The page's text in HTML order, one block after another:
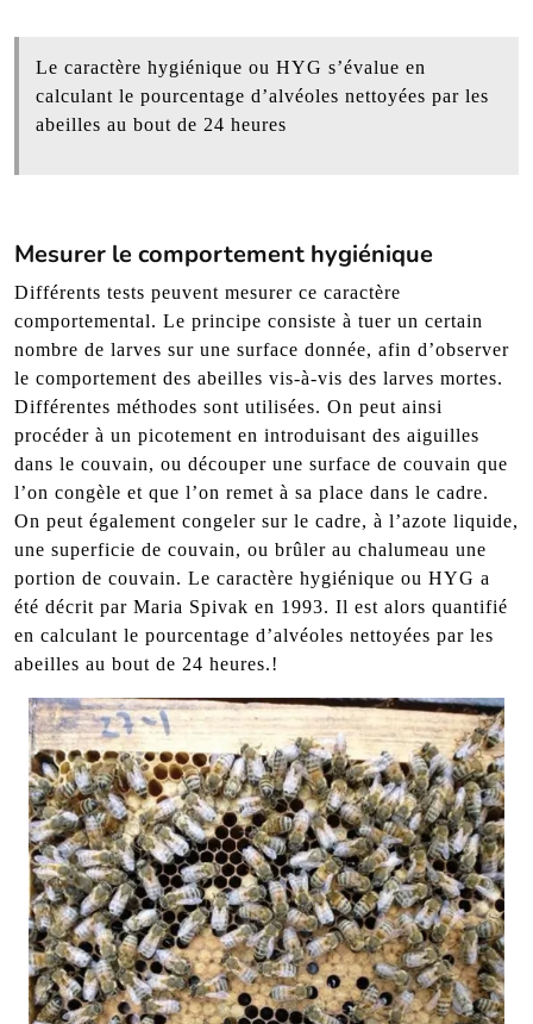
Le caractère hygiénique ou HYG s’évalue en
calculant le pourcentage d’alvéoles nettoyées par les
abeilles au bout de 24 heures
Mesurer le comportement hygiénique
Différents tests peuvent mesurer ce caractère
comportemental. Le principe consiste à tuer un certain
nombre de larves sur une surface donnée, afin d’observer
le comportement des abeilles vis-à-vis des larves mortes.
Différentes méthodes sont utilisées. On peut ainsi
procéder à un picotement en introduisant des aiguilles
dans le couvain, ou découper une surface de couvain que
l’on congèle et que l’on remet à sa place dans le cadre.
On peut également congeler sur le cadre, à l’azote liquide,
une superficie de couvain, ou brûler au chalumeau une
portion de couvain. Le caractère hygiénique ou HYG a
été décrit par Maria Spivak en 1993. Il est alors quantifié
en calculant le pourcentage d’alvéoles nettoyées par les
abeilles au bout de 24 heures.!